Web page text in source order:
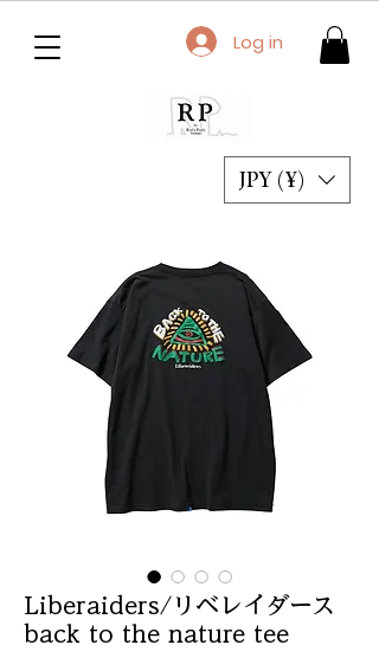
JPY (¥)
Log in
Liberaiders/リベレイダース
back to the nature tee